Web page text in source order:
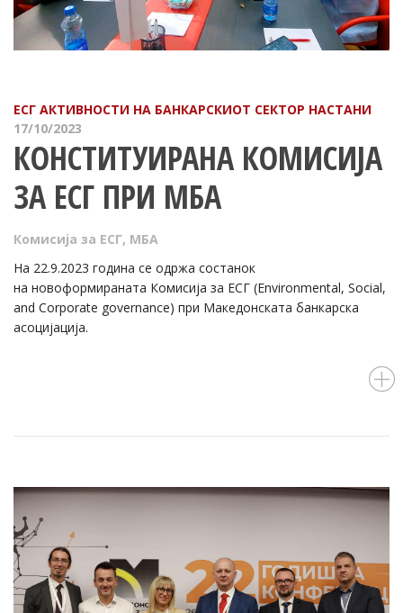
ЕСГ АКТИВНОСТИ НА БАНКАРСКИОТ СЕКТОР НAСТАНИ
17/10/2023
КОНСТИТУИРАНА КОМИСИЈА
ЗА ЕСГ ПРИ МБА
Комисија за ЕСГ, МБА
На 22.9.2023 година се одржа состанок
на новоформираната Комисија за ЕСГ (Environmental, Social,
and Corporate governance) при Македонската банкарска
асоцијација.